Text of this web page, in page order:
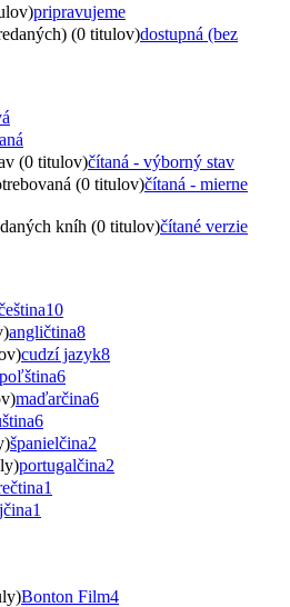
pripravujeme
(0 titulov)dostupná (bez
(0 titulov)čítaná - výborný stav
(0 titulov)čítaná - mierne
kníh (0 titulov)čítané verzie
10
angličtina8
cudzí jazyk8
poľština6
maďarčina6
6
španielčina2
portugalčina2
1
1
Bonton Film4